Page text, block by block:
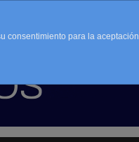
consentimiento para la